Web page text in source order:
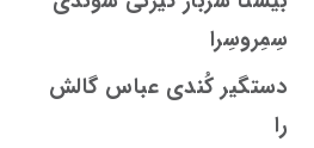
سِمِروسِرا
دستگیر کُندی عباس گالش
را